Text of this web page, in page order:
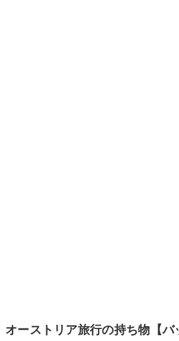
オーストリア旅行の持ち物【バ